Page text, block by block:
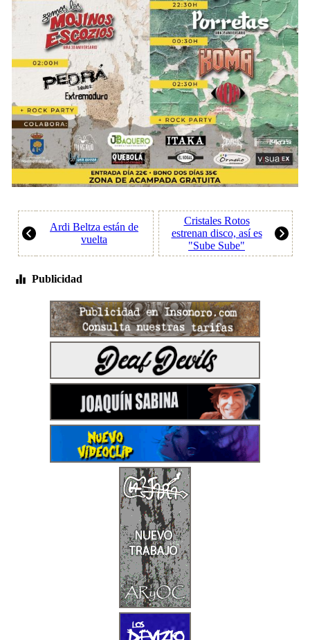
Ardi Beltza están de
vuelta
Cristales Rotos
estrenan disco, así es
"Sube Sube"
Publicidad